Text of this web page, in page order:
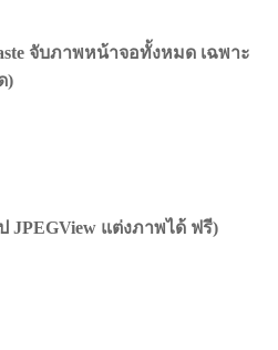
จับภาพหน้าจอทั้งหมด เฉพาะ
)
JPEGView แต่งภาพได้ ฟรี)